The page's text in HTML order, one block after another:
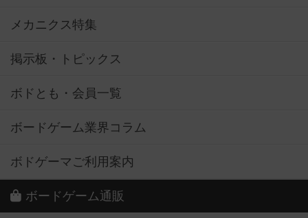
メカニクス特集
掲示板・トピックス
ボドとも・会員一覧
ボードゲーム業界コラム
ボドゲーマご利用案内
ボードゲーム通販